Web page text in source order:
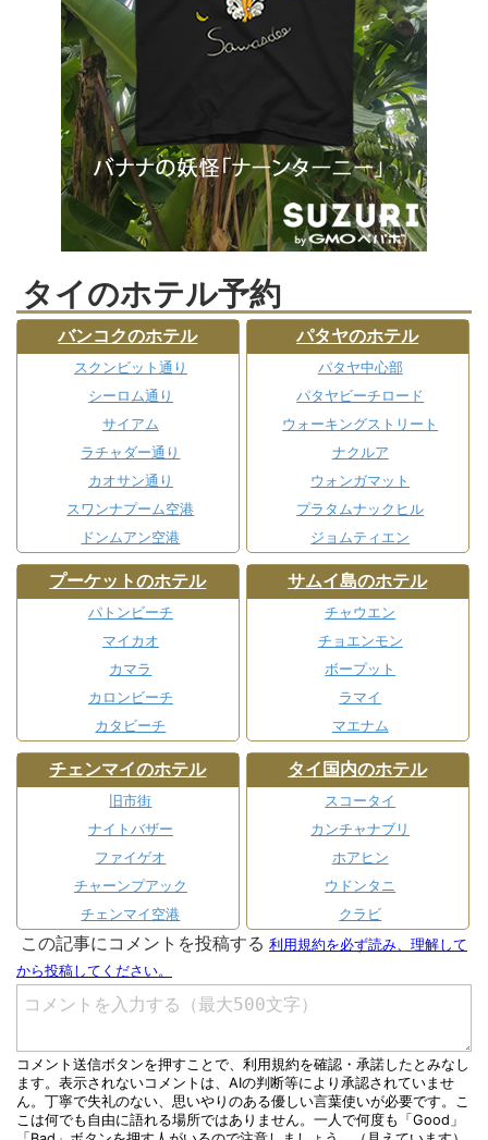
タイのホテル予約
バンコクのホテル
スクンビット通り
シーロム通り
サイアム
ラチャダー通り
カオサン通り
スワンナプーム空港
ドンムアン空港
パタヤのホテル
パタヤ中心部
パタヤビーチロード
ウォーキングストリート
ナクルア
ウォンガマット
プラタムナックヒル
ジョムティエン
プーケットのホテル
パトンビーチ
マイカオ
カマラ
カロンビーチ
カタビーチ
サムイ島のホテル
チャウエン
チョエンモン
ボープット
ラマイ
マエナム
チェンマイのホテル
旧市街
ナイトバザー
ファイゲオ
チャーンプアック
チェンマイ空港
タイ国内のホテル
スコータイ
カンチャナブリ
ホアヒン
ウドンタニ
クラビ